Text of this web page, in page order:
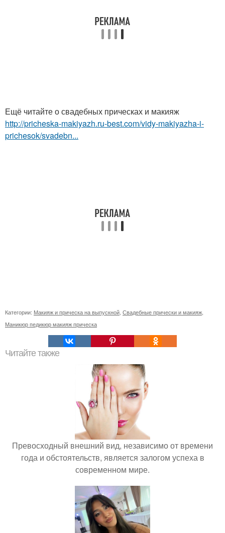
Ещё читайте о свадебных прическах и макияж
http://pricheska-makiyazh.ru-best.com/vidy-makiyazha-i-
prichesok/svadebn...
Категории: Макияж и прическа на выпускной Свадебные прически и макияж
Маникюр педикюр макияж прическа
Читайте также
Превосходный внешний вид, независимо от времени
года и обстоятельств, является залогом успеха в
современном мире.